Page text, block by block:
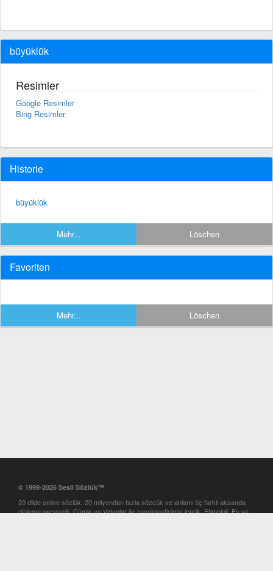
büyüklük
Resimler
Google Resimler
Bing Resimler
Historie
büyüklük
Mehr... Löschen
Favoriten
Mehr... Löschen
© 1999-2026 Sesli Sözlük™
20 dilde online sözlük. 20 milyondan fazla sözcük ve anlamı üç farklı aksanda
dinleme seçeneği. Cümle ve Videolar ile zenginleştirilmiş içerik. Etimoloji, Eş ve